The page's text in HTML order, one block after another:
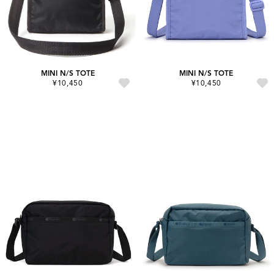
MINI N/S TOTE
¥10,450
MINI N/S TOTE
¥10,450